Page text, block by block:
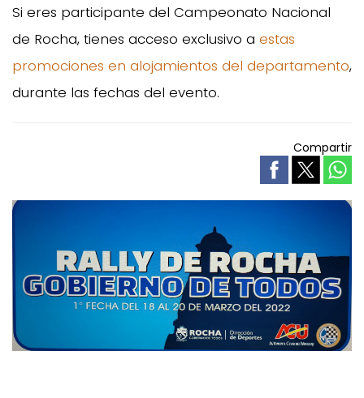
Si eres participante del Campeonato Nacional
de Rocha, tienes acceso exclusivo a estas
promociones en alojamientos del departamento,
durante las fechas del evento.
Compartir